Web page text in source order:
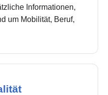
Informationen,
um Mobilität, Beruf,